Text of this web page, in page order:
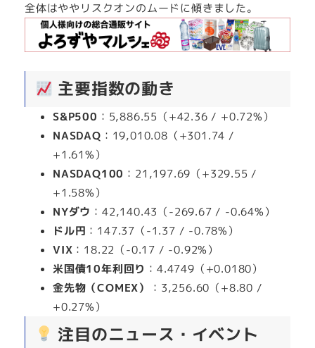
全体はややリスクオンのムードに傾きました。
主要指数の動き
S&P500 ：5,886.55（+42.36 / +0.72%）
NASDAQ ：19,010.08（+301.74 /
+1.61%）
NASDAQ100 ：21,197.69（+329.55 /
+1.58%）
NYダウ ：42,140.43（-269.67 / -0.64%）
ドル円 ：147.37（-1.37 / -0.78%）
VIX ：18.22（-0.17 / -0.92%）
米国債10年利回り ：4.4749（+0.0180）
金先物（COMEX）
：3,256.60（+8.80 /
+0.27%）
注目のニュース・イベント